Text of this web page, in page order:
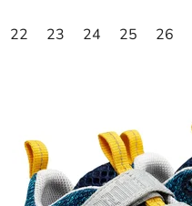
22 23 24 25 26